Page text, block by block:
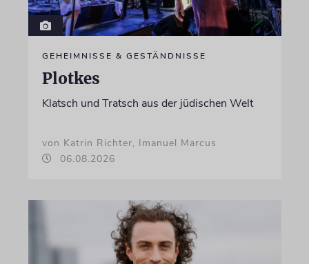
GEHEIMNISSE & GESTÄNDNISSE
Plotkes
Klatsch und Tratsch aus der jüdischen Welt
von Katrin Richter, Imanuel Marcus
06.08.2026